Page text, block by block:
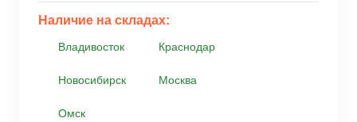
Наличие на складах:
Владивосток Краснодар
Новосибирск Москва
Омск